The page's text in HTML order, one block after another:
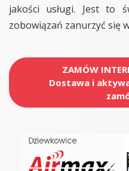
jakości usługi. Jest to
zobowiązań zanurzyć się
ZAMÓW
Dostawa i